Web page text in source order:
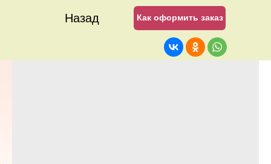
Назад Как оформить заказ